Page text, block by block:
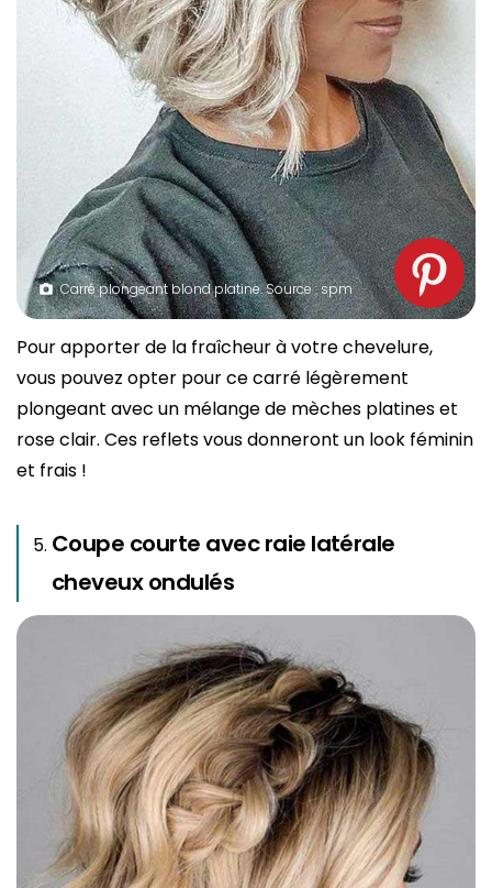
Carré plongeant blond platine. Source : spm
Pour apporter de la fraîcheur à votre chevelure,
vous pouvez opter pour ce carré légèrement
plongeant avec un mélange de mèches platines et
rose clair. Ces reflets vous donneront un look féminin
et frais !
Coupe courte avec raie latérale
cheveux ondulés